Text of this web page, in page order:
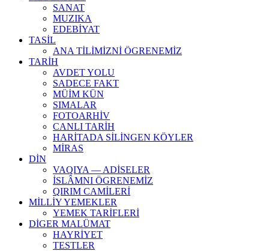
SANAT
MUZIKA
EDEBİYAT
TASİL
ANA TİLİMİZNİ ÖGRENEMİZ
TARİH
AVDET YOLU
SADECE FAKT
MÜİM KÜN
SIMАLAR
FOTOARHİV
CANLI TARİH
HARİTADA SİLİNGEN KÖYLER
MİRAS
DİN
VAQIYA — ADİSELER
İSLÂMNI ÖGRENEMİZ
QIRIM CAMİLERİ
MİLLİY YEMEKLER
YEMEK TARİFLERİ
DİGER MALÜMAT
HAYRİYET
TESTLER